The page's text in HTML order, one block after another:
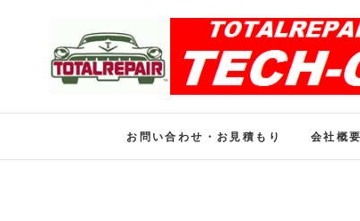
ホイール修理のト
お問い合わせ・お見積もり 会社概要